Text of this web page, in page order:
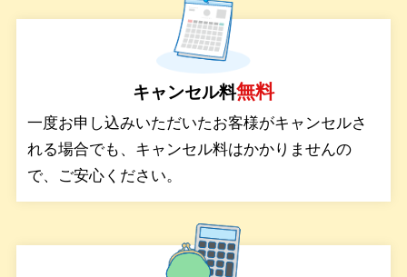
お客様の声
キャンセル料無料
一度お申し込みいただいたお客様がキャンセルさ
れる場合でも、キャンセル料はかかりませんの
で、ご安心ください。